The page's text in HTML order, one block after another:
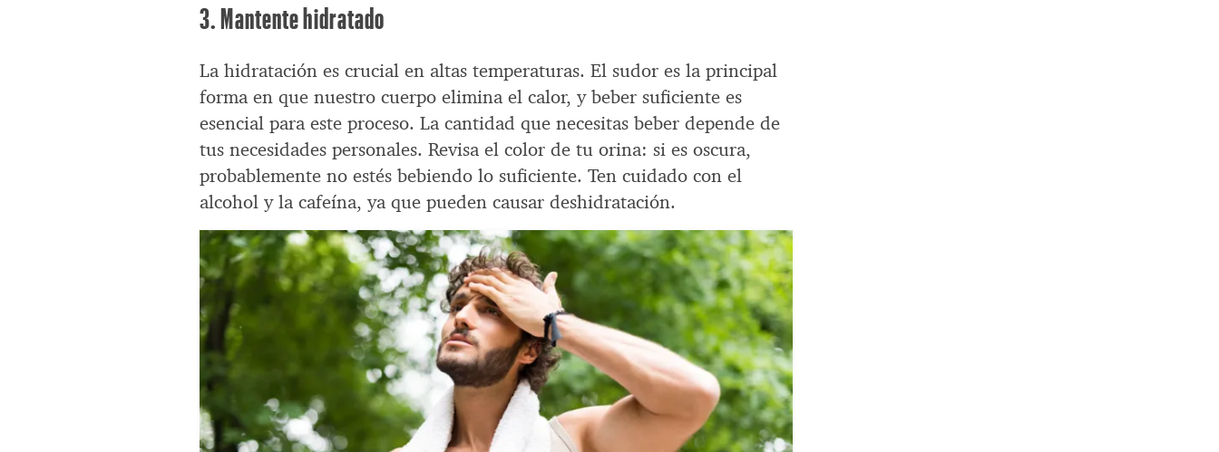
3. Mantente hidratado
La hidratación es crucial en altas temperaturas. El sudor es la principal
forma en que nuestro cuerpo elimina el calor, y beber suficiente es
esencial para este proceso. La cantidad que necesitas beber depende de
tus necesidades personales. Revisa el color de tu orina: si es oscura,
probablemente no estés bebiendo lo suficiente. Ten cuidado con el
alcohol y la cafeína, ya que pueden causar deshidratación.